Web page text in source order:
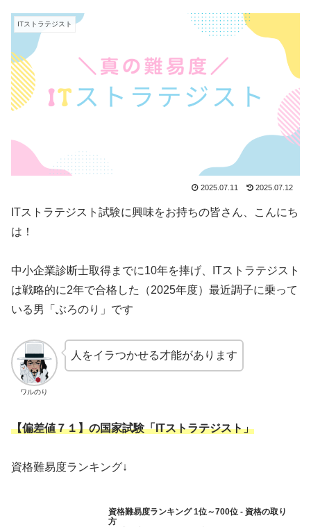
ITストラテジスト
2025.07.11 2025.07.12
ITストラテジスト試験に興味をお持ちの皆さん、こんにち
は！
中小企業診断士取得までに10年を捧げ、ITストラテジスト
は戦略的に2年で合格した（2025年度）最近調子に乗って
いる男「ぶろのり」です
ワルのり
人をイラつかせる才能があります
【偏差値７１】の国家試験「ITストラテジスト」
資格難易度ランキング↓
資格難易度ランキング 1位～700位 - 資格の取り
方